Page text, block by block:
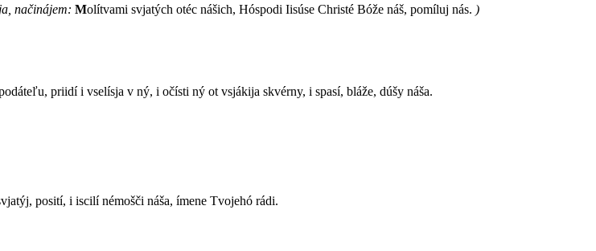
načinájem: Molítvami svjatých otéc nášich, Hóspodi Iisúse Christé Bóže náš, pomíluj nás. )
priidí i vselísja v ný, i očísti ný ot vsjákija skvérny, i spasí, bláže, dúšy náša.
posití, i iscilí némošči náša, ímene Tvojehó rádi.